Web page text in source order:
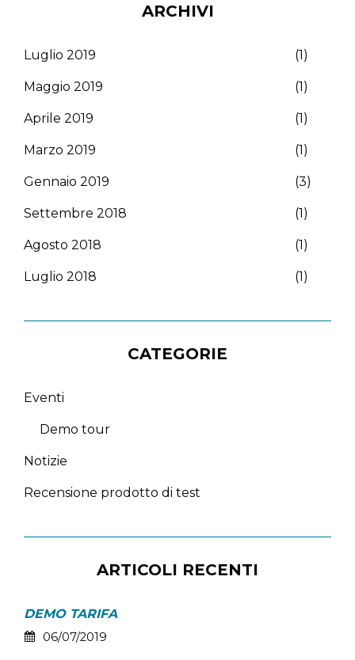
ARCHIVI
Luglio 2019 (1)
Maggio 2019 (1)
Aprile 2019 (1)
Marzo 2019 (1)
Gennaio 2019 (3)
Settembre 2018 (1)
Agosto 2018 (1)
Luglio 2018 (1)
CATEGORIE
Eventi
Demo tour
Notizie
Recensione prodotto di test
ARTICOLI RECENTI
DEMO TARIFA
06/07/2019